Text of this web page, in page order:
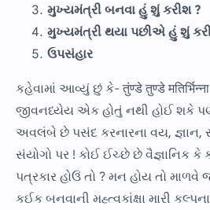
મુખ્યમંત્રી બનવા હું શું કરીશ ?
મુખ્યમંત્રી થયા પછીએ હું શું
ઉપસંહાર
કહેવામાં આવ્યું છું કે- तुंण्डे तुण्डे
જીવનધ્યેય એક હોતું નથી હોઈ શકે
અવલંબે છે પસંદ કરનારના વય, જ્ઞાન,
સંયોગો પર ! કોઈ ઈચ્છે છે વૈજ્ઞાનિક કે
પત્રકાર હોઉં તો ? મન હોય તો માળવે
કઈક બનવાની મહ્ત્વકાંક્ષા મારી